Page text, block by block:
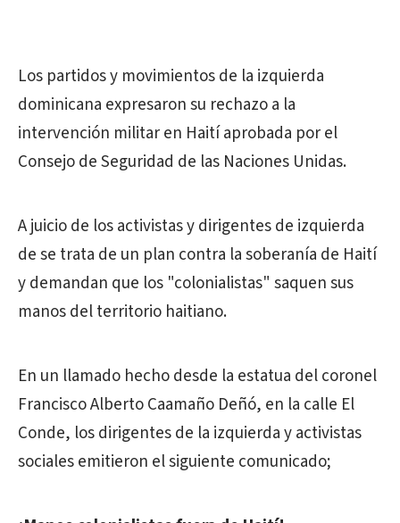
Los partidos y movimientos de la izquierda
dominicana expresaron su rechazo a la
intervención militar en Haití aprobada por el
Consejo de Seguridad de las Naciones Unidas.
A juicio de los activistas y dirigentes de izquierda
de se trata de un plan contra la soberanía de Haití
y demandan que los "colonialistas" saquen sus
manos del territorio haitiano.
En un llamado hecho desde la estatua del coronel
Francisco Alberto Caamaño Deñó, en la calle El
Conde, los dirigentes de la izquierda y activistas
sociales emitieron el siguiente comunicado;